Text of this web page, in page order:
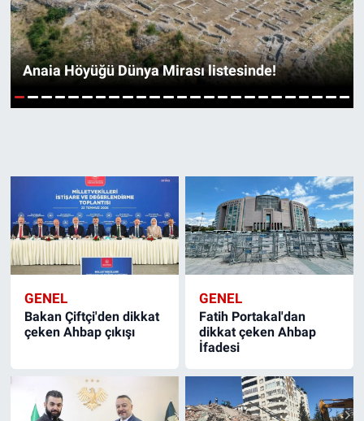
Anaia Höyüğü Dünya Mirası listesinde!
GENEL
Bakan Çiftçi'den dikkat
çeken Ahbap çıkışı
GENEL
Fatih Portakal'dan
dikkat çeken Ahbap
İfadesi
SPOR
RESMİ İLANLAR